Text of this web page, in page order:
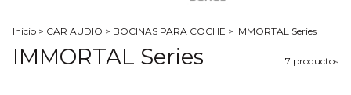
Inicio > CAR AUDIO > BOCINAS PARA COCHE > IMMORTAL Series
IMMORTAL Series 7 productos